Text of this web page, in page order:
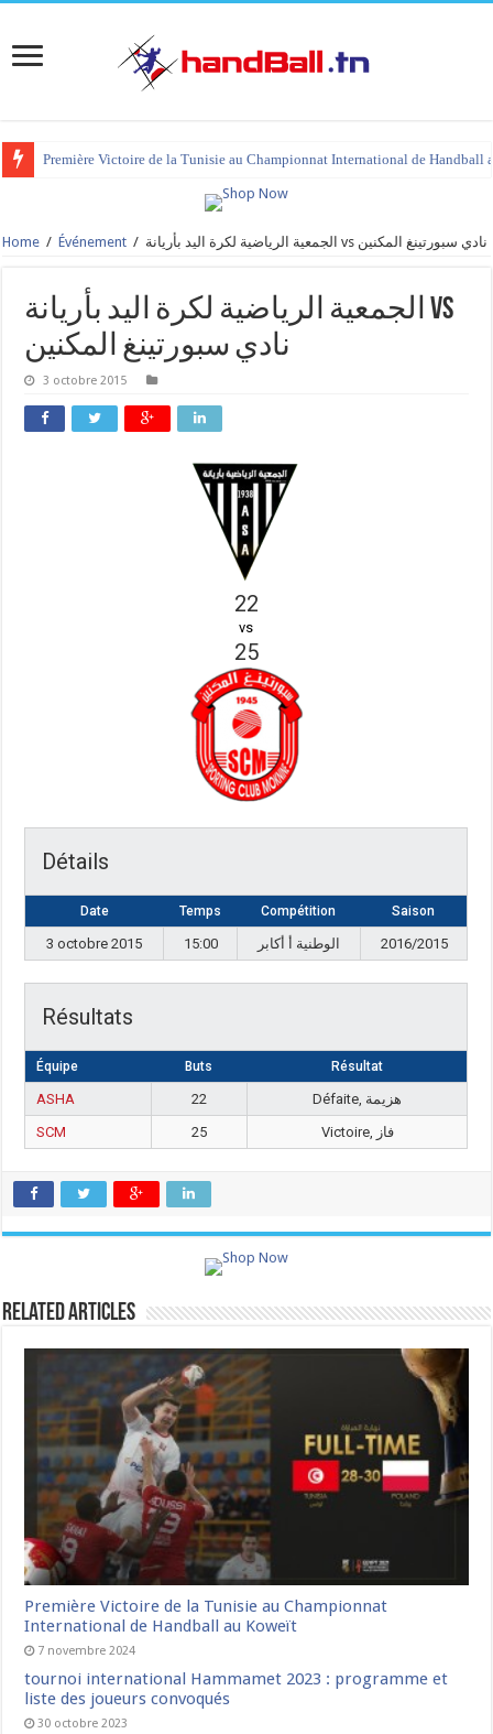
Première Victoire de la Tunisie au Championnat International de Handball
Home / Événement / الجمعية الرياضية لكرة اليد بأريانة vs نادي سبورتينغ المكنين
الجمعية الرياضية لكرة اليد بأريانة vs
نادي سبورتينغ المكنين
3 octobre 2015
22
vs
25
Détails
Date Temps Compétition Saison
3 octobre 2015 15:00 الوطنية أ أكابر 2016/2015
Résultats
Équipe Buts Résultat
ASHA 22
Défaite, هزيمة
SCM
25 Victoire, فاز
Related Articles
Première Victoire de la Tunisie au Championnat
International de Handball au Koweït
7 novembre 2024
tournoi international Hammamet 2023 : programme et
liste des joueurs convoqués
30 octobre 2023